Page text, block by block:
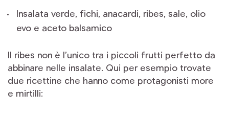
Insalata verde, fichi, anacardi, ribes, sale, olio
evo e aceto balsamico
Il ribes non è l’unico tra i piccoli frutti perfetto da
abbinare nelle insalate. Qui per esempio trovate
due ricettine che hanno come protagonisti more
e mirtilli: